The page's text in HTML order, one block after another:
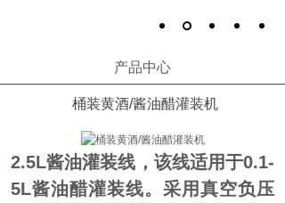
产品中心
桶装黄酒/酱油醋灌装机
2.5L酱油灌装线，该线适用于0.1-
5L酱油醋灌装线。采用真空负压